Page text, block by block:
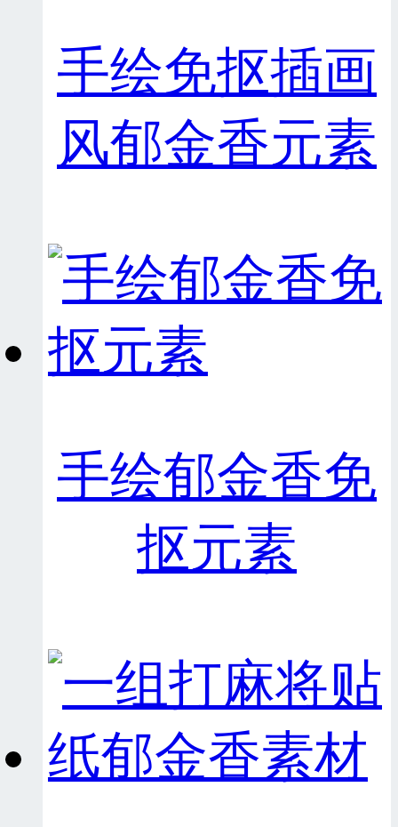
手绘免抠插画
风郁金香元素
手绘郁金香免
抠元素